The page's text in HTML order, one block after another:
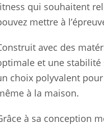
qui souhaitent
mettre à
avec des
et une stabilité
choix polyvalent
à la maison.
à sa conception